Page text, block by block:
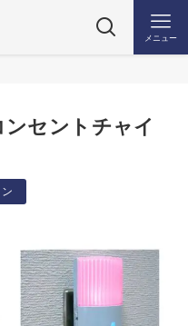
メニュー
セントチャイ